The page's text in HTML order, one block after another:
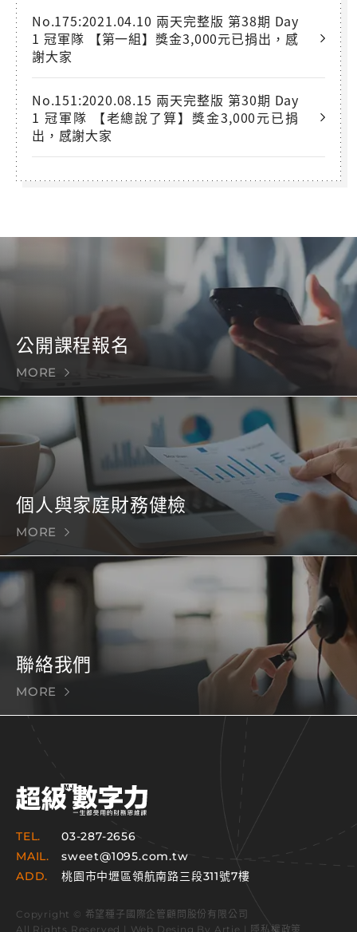
No.175:2021.04.10 兩天完整版 第38期 Day
1 冠軍隊 【第一組】獎金3,000元已捐出，感
謝大家
No.151:2020.08.15 兩天完整版 第30期 Day
1 冠軍隊 【老總說了算】獎金3,000元已捐
出，感謝大家
公開課程報名
MORE
個人與家庭財務健檢
MORE
聯絡我們
MORE
TEL.
03-287-2656
MAIL.
sweet@1095.com.tw
ADD.
桃園市中壢區領航南路三段311號7樓
Copyright © 希望種子國際企管顧問股份有限公司
All Rights Reserved | Web Desing By Artie | 隱私權政策